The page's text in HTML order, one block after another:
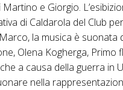
e Giorgio.
di Caldarola del Club
la musica è suonata
Olena Kogherga, Primo
a causa della guerra in
nella